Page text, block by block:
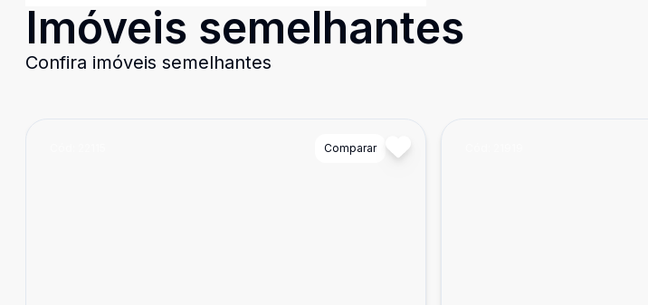
Imóveis semelhantes
Confira imóveis semelhantes
Comparar